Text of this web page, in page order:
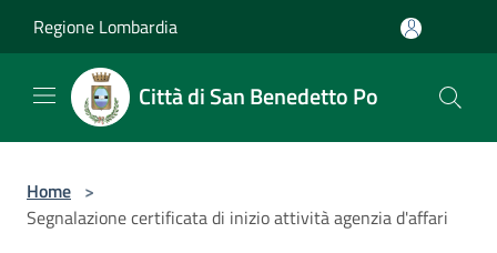
Regione Lombardia
Città di San Benedetto Po
Home >
Segnalazione certificata di inizio attività agenzia d'affari